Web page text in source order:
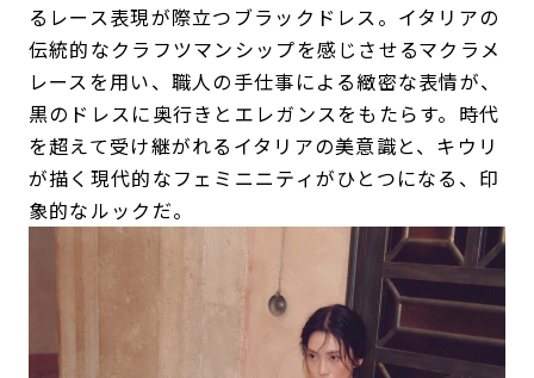
るレース表現が際立つブラックドレス。イタリアの
伝統的なクラフツマンシップを感じさせるマクラメ
レースを用い、職人の手仕事による緻密な表情が、
黒のドレスに奥行きとエレガンスをもたらす。時代
を超えて受け継がれるイタリアの美意識と、キウリ
が描く現代的なフェミニニティがひとつになる、印
象的なルックだ。